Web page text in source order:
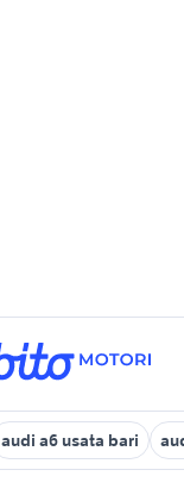
audi a6 usata bari